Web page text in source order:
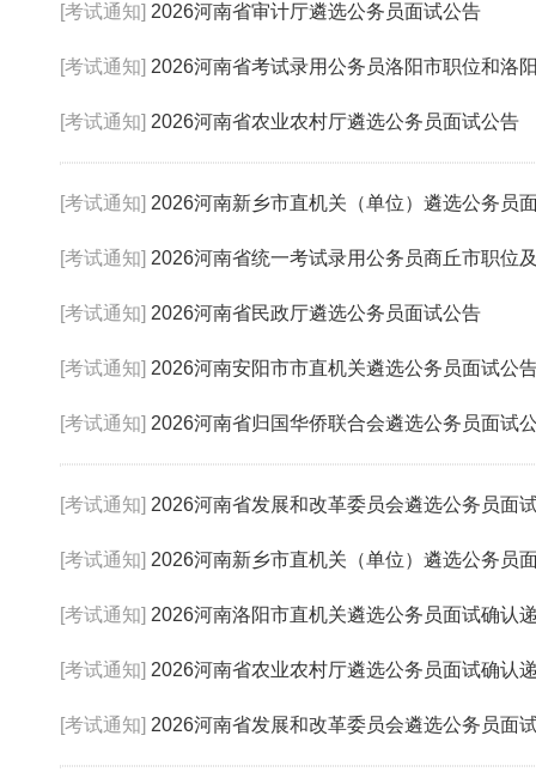
[考试通知] 2026河南省审计厅遴选公务员面试公告
[考试通知] 2026河南省考试录用公务员洛阳市职位和洛阳市市
[考试通知] 2026河南省农业农村厅遴选公务员面试公告
[考试通知] 2026河南新乡市直机关（单位）遴选公务员
[考试通知] 2026河南省统一考试录用公务员商丘市职位及
[考试通知] 2026河南省民政厅遴选公务员面试公告
[考试通知] 2026河南安阳市市直机关遴选公务员面试公
[考试通知] 2026河南省归国华侨联合会遴选公务员面试
[考试通知] 2026河南省发展和改革委员会遴选公务员面
[考试通知] 2026河南新乡市直机关（单位）遴选公务员
[考试通知] 2026河南洛阳市直机关遴选公务员面试确认
[考试通知] 2026河南省农业农村厅遴选公务员面试确认
[考试通知] 2026河南省发展和改革委员会遴选公务员面